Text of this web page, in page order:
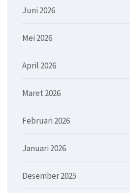
Juni 2026
Mei 2026
April 2026
Maret 2026
Februari 2026
Januari 2026
Desember 2025